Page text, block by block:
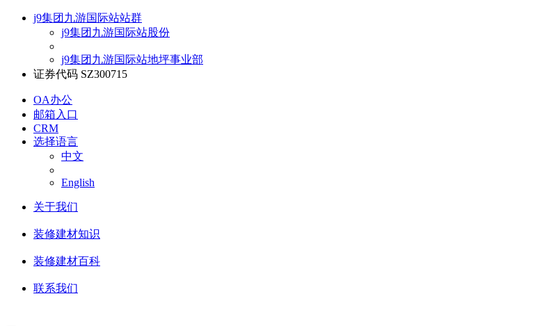
j9集团九游国际站站群
j9集团九游国际站股份
j9集团九游国际站地坪事业部
证券代码 SZ300715
OA办公
邮箱入口
CRM
选择语言
中文
English
关于我们
装修建材知识
装修建材百科
联系我们